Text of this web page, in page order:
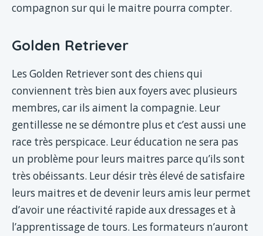
compagnon sur qui le maitre pourra compter.
Golden Retriever
Les Golden Retriever sont des chiens qui
conviennent très bien aux foyers avec plusieurs
membres, car ils aiment la compagnie. Leur
gentillesse ne se démontre plus et c’est aussi une
race très perspicace. Leur éducation ne sera pas
un problème pour leurs maitres parce qu’ils sont
très obéissants. Leur désir très élevé de satisfaire
leurs maitres et de devenir leurs amis leur permet
d’avoir une réactivité rapide aux dressages et à
l’apprentissage de tours. Les formateurs n’auront